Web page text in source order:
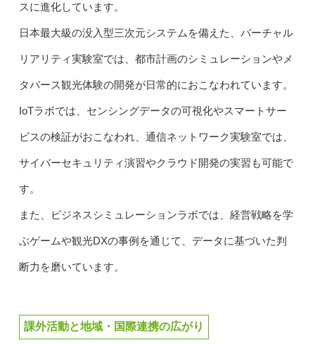
スに進化しています。
日本最大級の没入型三次元システムを備えた、バーチャル
リアリティ実験室では、都市計画のシミュレーションやメ
タバース観光体験の開発が日常的におこなわれています。
IoTラボでは、センシングデータの可視化やスマートサー
ビスの検証がおこなわれ、通信ネットワーク実験室では、
サイバーセキュリティ演習やクラウド開発の実習も可能で
す。
また、ビジネスシミュレーションラボでは、経営戦略を学
ぶゲームや観光DXの事例を通じて、データに基づいた判
断力を磨いています。
課外活動と地域・国際連携の広がり